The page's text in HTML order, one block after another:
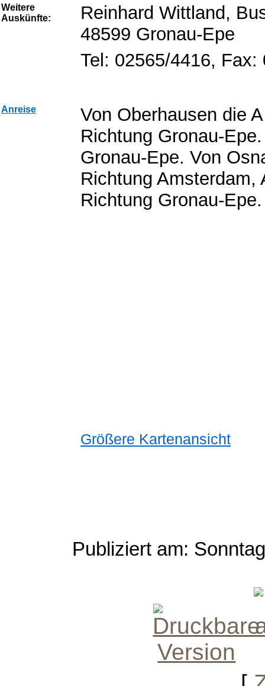
Weitere
Auskünfte:
Reinhard Wittland,
48599 Gronau-Epe
Tel: 02565/4416, Fax:
Anreise
Von Oberhausen die
Richtung Gronau-
Gronau-Epe. Von
Richtung Amsterdam,
Richtung Gronau-Epe.
Größere Kartenansicht
Publiziert am: